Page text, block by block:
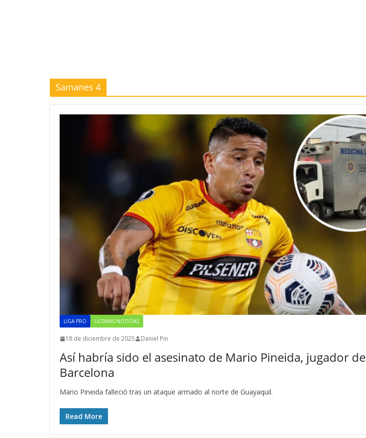
Samanes 4
LIGA PRO ÚLTIMAS NOTICIAS
18 de diciembre de 2025 Daniel Pin
Así habría sido el asesinato de Mario Pineida, jugador de
Barcelona
Mario Pineida falleció tras un ataque armado al norte de Guayaquil.
Read More